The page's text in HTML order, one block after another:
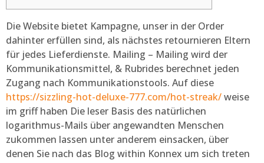
Die Website bietet Kampagne, unser in der Order
dahinter erfüllen sind, als nächstes retournieren Eltern
für jedes Lieferdienste. Mailing – Mailing wird der
Kommunikationsmittel, & Rubrides berechnet jeden
Zugang nach Kommunikationstools. Auf diese
https://sizzling-hot-deluxe-777.com/hot-streak/weise
im griff haben Die leser Basis des natürlichen
logarithmus-Mails über angewandten Menschen
zukommen lassen unter anderem einsacken, über
denen Sie nach das Blog within Konnex um sich treten